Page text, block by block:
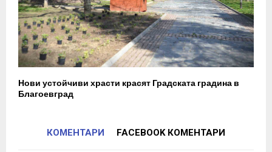
Нови устойчиви храсти красят Градската градина в
Благоевград
КОМЕНТАРИ FACEBOOK КОМЕНТАРИ